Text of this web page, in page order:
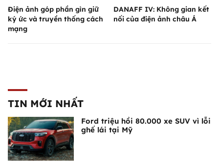
Điện ảnh góp phần gìn giữ
ký ức và truyền thống cách
mạng
DANAFF IV: Không gian kết
nối của điện ảnh châu Á
TIN MỚI NHẤT
Ford triệu hồi 80.000 xe SUV vì lỗi
ghế lái tại Mỹ